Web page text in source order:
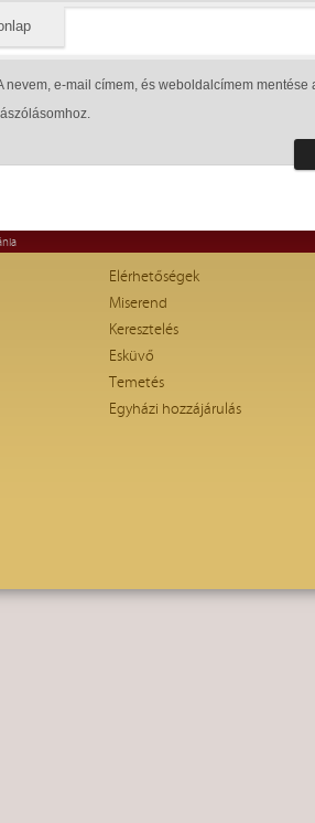
nevem, e-mail címem, és weboldalcímem
Elérhetőségek
Miserend
Keresztelés
Esküvő
Temetés
Egyházi hozzájárulás